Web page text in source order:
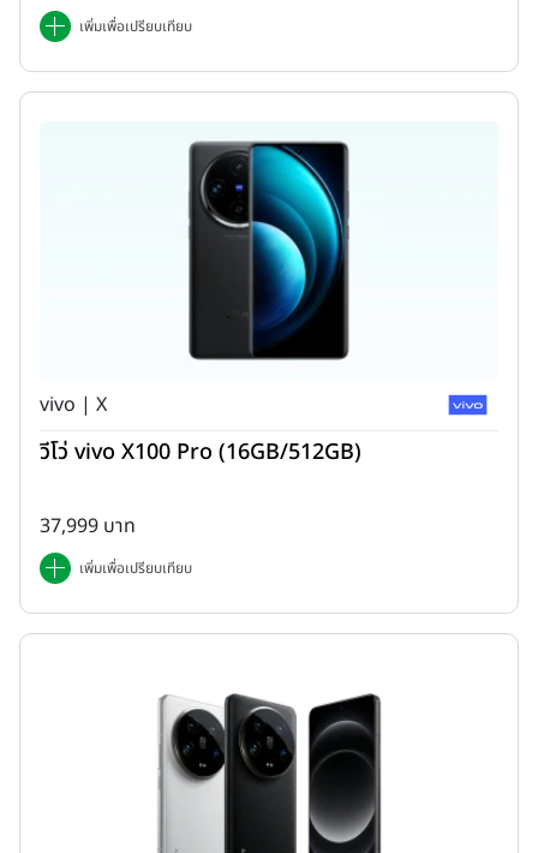
การออกแบบ (Design)
เพิ่มเพื่อเปรียบเทียบ
vivo | X
วีโว่ vivo X100 Pro (16GB/512GB)
37,999 บาท
เพิ่มเพื่อเปรียบเทียบ